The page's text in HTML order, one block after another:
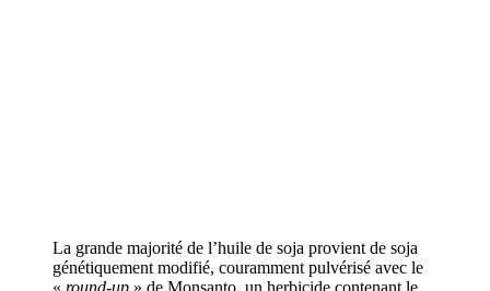
La grande majorité de l’huile de soja provient de soja
génétiquement modifié, couramment pulvérisé avec le